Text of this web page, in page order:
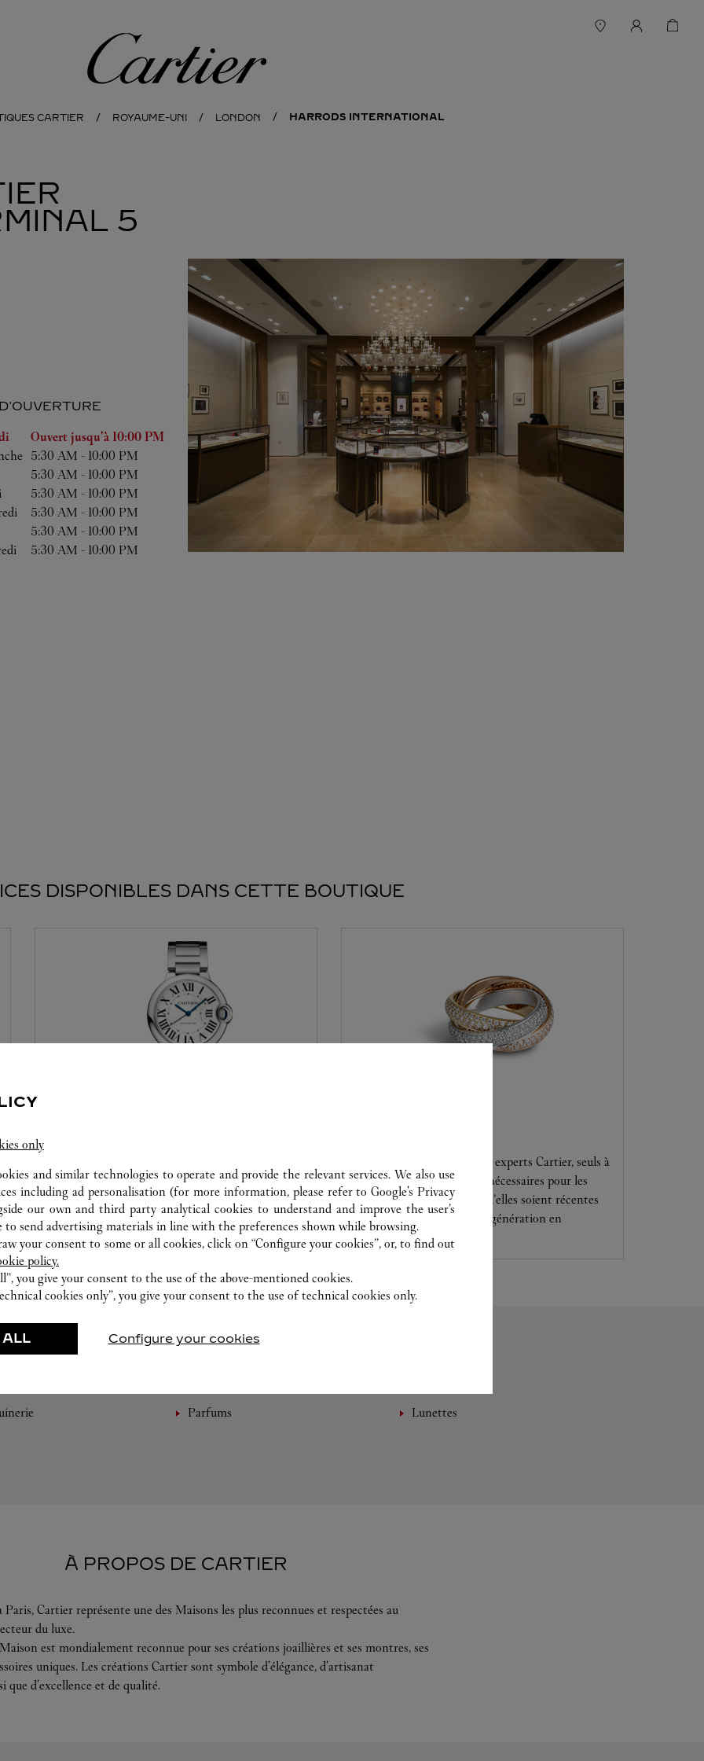
Cartier
CARTIER ROYAUME-UNI LONDON HARRODS INTERNATIONAL
5
Heures d'ouverture
Ouvert jusqu'à 10:00 PM
5:30 AM - 10:00 PM
5:30 AM - 10:00 PM
5:30 AM - 10:00 PM
5:30 AM - 10:00 PM
5:30 AM - 10:00 PM
5:30 AM - 10:00 PM
DISPONIBLES DANS CETTE BOUTIQUE
cette boutique pour effectuer un diagnostic sur
vos créations et procéder lorsque possible à un
service immédiat.
Confiez vos créations à nos experts Cartier, seuls à
disposer des compétences nécessaires pour les
entretenir et les réparer, qu’elles soient récentes
ou aient été transmises de génération en
génération.
Parfums Lunettes
À PROPOS DE CARTIER
Paris, Cartier représente une des Maisons les plus reconnues et respectées au
du luxe.
est mondialement reconnue pour ses créations joaillières et ses montres, ses
uniques. Les créations Cartier sont symbole d'élégance, d'artisanat
que d'excellence et de qualité.
only
and similar technologies to operate and provide the relevant services. We also use
including ad personalisation (for more information, please refer toGoogle's Privacy
our own and third party analytical cookies to understand and improve the user’s
to send advertising materials in line with the preferences shown while browsing.
your consent to some or all cookies, click on “Configure your cookies”, or, to find out
policy.
you give your consent to the use of the above-mentioned cookies.
cookies only”, you give your consent to the use of technical cookies only.
Configure your cookies